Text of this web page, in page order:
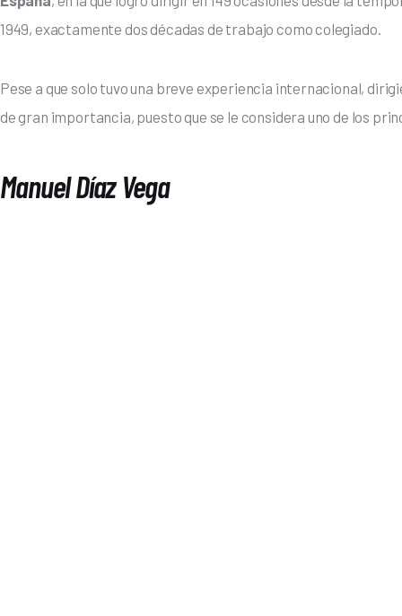
1949, exactamente dos décadas de trabajo como colegiado.
Pese a que solo tuvo una breve experiencia internacional,
de gran importancia, puesto que se le considera uno de los
Manuel Díaz Vega